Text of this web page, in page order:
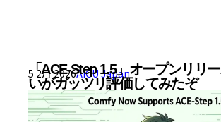
「ACE-Step 1.5」オープンリリ
いがガッツリ評価してみたぞ
5 2月 2026AICU Japan